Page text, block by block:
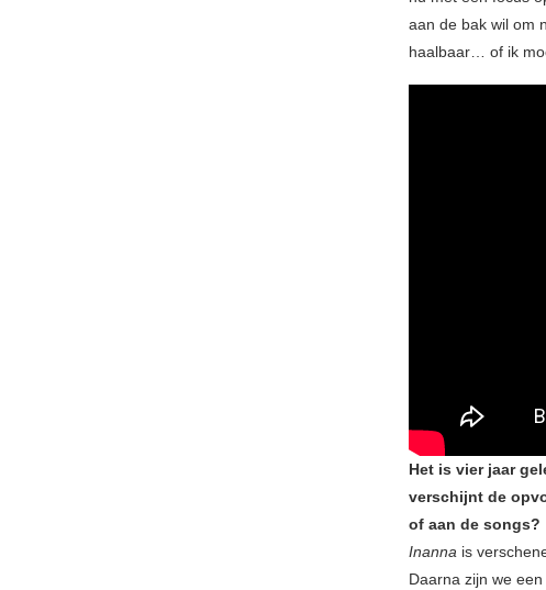
aan de bak wil om
haalbaar… of ik
Het is vier jaar
verschijnt de
of aan de songs?
Inanna is
Daarna zijn we